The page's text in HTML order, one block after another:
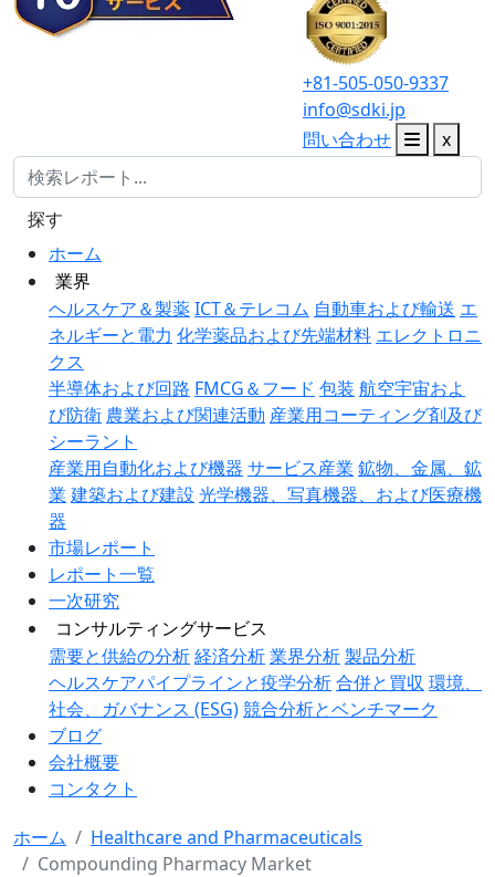
+81-505-050-9337
info@sdki.jp
問い合わせ
x
ホーム
業界
ヘルスケア＆製薬ICT＆テレコム 自動車および輸送 エ
ネルギーと電力 化学薬品および先端材料 エレクトロニ
クス
半導体および回路 FMCG＆フード 包装 航空宇宙およ
び防衛 農業および関連活動 産業用コーティング剤及び
シーラント
産業用自動化および機器 サービス産業 鉱物、金属、鉱
業 建築および建設 光学機器、写真機器、および医療機
器
市場レポート
レポート一覧
一次研究
コンサルティングサービス
需要と供給の分析経済分析業界分析製品分析
ヘルスケアパイプラインと疫学分析合併と買収 環境、
社会、ガバナンス (ESG)競合分析とベンチマーク
ブログ
会社概要
コンタクト
探す
ホーム
Healthcare and Pharmaceuticals
Compounding Pharmacy Market